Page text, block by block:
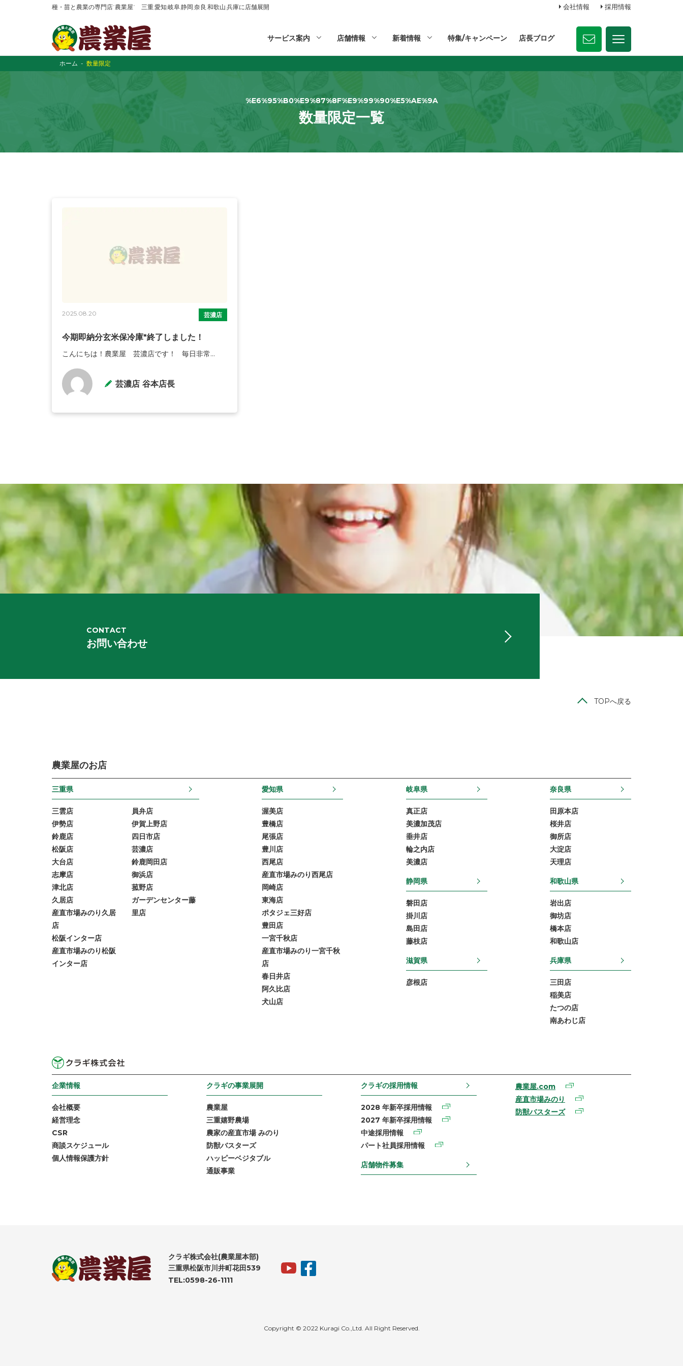
種・苗と農業の専門店“農業屋” 三重,愛知,岐阜,静岡,奈良,和歌山,兵庫に店舗展開 会社情報 採用情報
サービス案内 店舗情報 新着情報 特集/キャンペーン 店長ブログ
ホーム 数量限定
%E6%95%B0%E9%87%8F%E9%99%90%E5%AE%9A
数量限定一覧
2025.08.20 芸濃店
今期即納分玄米保冷庫*終了しました！
こんにちは！農業屋 芸濃店です！ 毎日非常...
芸濃店 谷本店長
CONTACT
お問い合わせ
TOPへ戻る
農業屋のお店
三重県
三雲店
伊勢店
鈴鹿店
松阪店
大台店
志摩店
津北店
久居店
産直市場みのり久居
店
松阪インター店
産直市場みのり松阪
インター店
員弁店
伊賀上野店
四日市店
芸濃店
鈴鹿岡田店
御浜店
菰野店
ガーデンセンター藤
里店
愛知県
渥美店
豊橋店
尾張店
豊川店
西尾店
産直市場みのり西尾店
岡崎店
東海店
ポタジェ三好店
豊田店
一宮千秋店
産直市場みのり一宮千秋
店
春日井店
阿久比店
犬山店
岐阜県
真正店
美濃加茂店
垂井店
輪之内店
美濃店
静岡県
磐田店
掛川店
島田店
藤枝店
滋賀県
彦根店
奈良県
田原本店
桜井店
御所店
大淀店
天理店
和歌山県
岩出店
御坊店
橋本店
和歌山店
兵庫県
三田店
稲美店
たつの店
南あわじ店
企業情報
会社概要
経営理念
CSR
商談スケジュール
個人情報保護方針
クラギの事業展開
農業屋
三重嬉野農場
農家の産直市場 みのり
防獣バスターズ
ハッピーベジタブル
通販事業
クラギの採用情報
2028 年新卒採用情報
2027 年新卒採用情報
中途採用情報
パート社員採用情報
店舗物件募集
農業屋.com
産直市場みのり
防獣バスターズ
クラギ株式会社(農業屋本部)
三重県松阪市川井町花田539
TEL:0598-26-1111
Copyright © 2022 Kuragi Co.,Ltd. All Right Reserved.